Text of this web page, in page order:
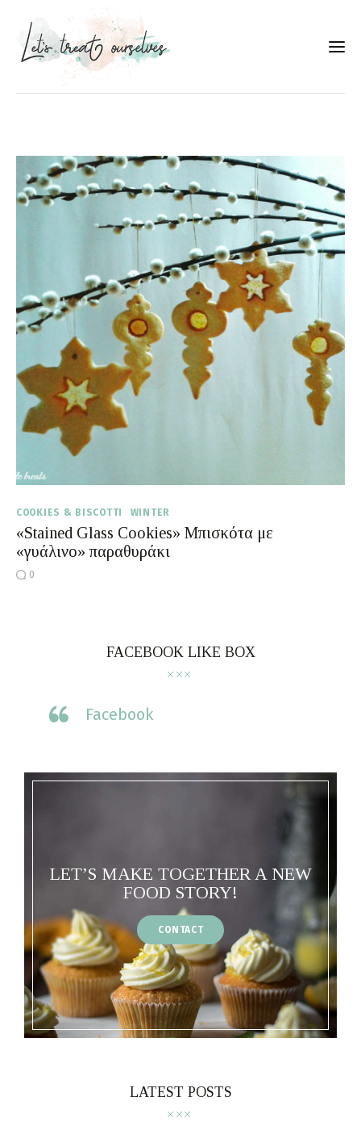
Portfolio
Services
Food photography tips
Επικοινωνία
Συνεργασίες
Moments of Mine
FAQ
COOKIES & BISCOTTI WINTER
«Stained Glass Cookies» Μπισκότα με
«γυάλινο» παραθυράκι
0
FACEBOOK LIKE BOX
Facebook
LET’S MAKE TOGETHER A NEW
FOOD STORY!
CONTACT
LATEST POSTS